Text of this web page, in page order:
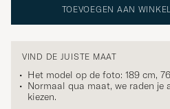
TOEVOEGEN AAN
VIND DE JUISTE MAAT
Het model op de foto: 189 cm,
Normaal qua maat, we raden je
kiezen.